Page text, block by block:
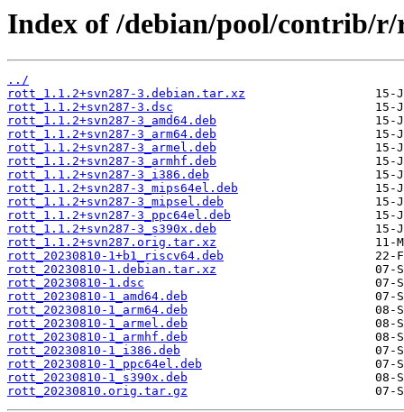
Index of /debian/pool/contrib/
../
rott_1.1.2+svn287-3.debian.tar.xz
rott_1.1.2+svn287-3.dsc
rott_1.1.2+svn287-3_amd64.deb
rott_1.1.2+svn287-3_arm64.deb
rott_1.1.2+svn287-3_armel.deb
rott_1.1.2+svn287-3_armhf.deb
rott_1.1.2+svn287-3_i386.deb
rott_1.1.2+svn287-3_mips64el.deb
rott_1.1.2+svn287-3_mipsel.deb
rott_1.1.2+svn287-3_ppc64el.deb
rott_1.1.2+svn287-3_s390x.deb
rott_1.1.2+svn287.orig.tar.xz
rott_20230810-1+b1_riscv64.deb
rott_20230810-1.debian.tar.xz
rott_20230810-1.dsc
rott_20230810-1_amd64.deb
rott_20230810-1_arm64.deb
rott_20230810-1_armel.deb
rott_20230810-1_armhf.deb
rott_20230810-1_i386.deb
rott_20230810-1_ppc64el.deb
rott_20230810-1_s390x.deb
rott_20230810.orig.tar.gz